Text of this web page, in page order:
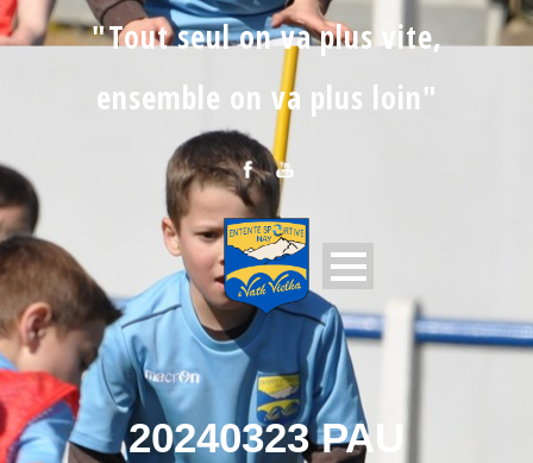
"Tout seul on va plus vite,
ensemble on va plus loin"
20240323 PAU